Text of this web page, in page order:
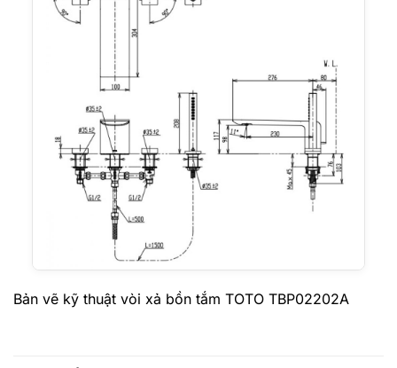
Bản vẽ kỹ thuật vòi xả bồn tắm TOTO TBP02202A